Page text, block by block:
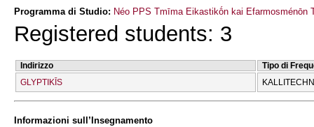
Programma di Studio: Néo PPS Tmīma Eikastikṓn kai Efarmosménōn
Registered students: 3
Indirizzo
Tipo di
GLYPTIKĪS
Informazioni sull’Insegnamento